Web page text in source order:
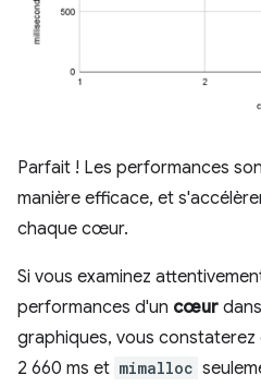
Parfait ! Les performances
manière efficace, et
chaque cœur.
Si vous examinez
performances d'un cœur
graphiques, vous constaterez
2 660 ms et mimalloc